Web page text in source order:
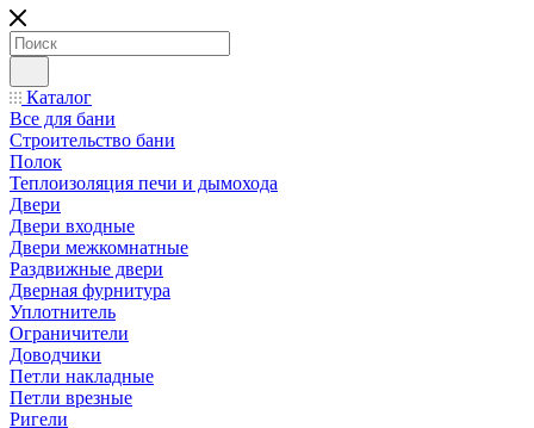
Каталог
Все для бани
Строительство бани
Полок
Теплоизоляция печи и дымохода
Двери
Двери входные
Двери межкомнатные
Раздвижные двери
Дверная фурнитура
Уплотнитель
Ограничители
Доводчики
Петли накладные
Петли врезные
Ригели